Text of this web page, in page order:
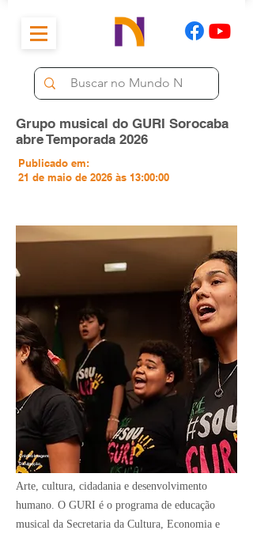
Grupo musical do GURI Sorocaba
abre Temporada 2026
Publicado em:
21 de maio de 2026 às 13:00:00
Divulgação
Crédito Imagem:
Arte, cultura, cidadania e desenvolvimento
humano. O GURI é o programa de educação
musical da Secretaria da Cultura, Economia e